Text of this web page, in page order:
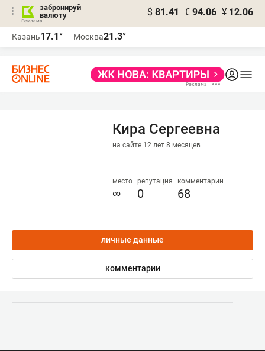
забронируй
валюту
$ 81.41 € 94.06 ¥ 12.06
Казань17.1° Москва21.3°
Кира Сергеевна
на сайте 12 лет 8 месяцев
место
∞
репутация
0
комментарии
68
личные данные
комментарии